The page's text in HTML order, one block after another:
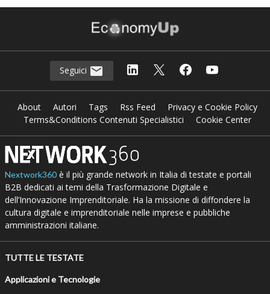
Seguici
About Autori Tags Rss Feed
Privacy e Cookie Policy
Terms&Conditions Contenuti Specialistici
Cookie Center
Nextwork360è il più grande network in Italia di testate e portali
B2B dedicati ai temi della Trasformazione Digitale e
dell’Innovazione Imprenditoriale. Ha la missione di diffondere la
cultura digitale e imprenditoriale nelle imprese e pubbliche
amministrazioni italiane.
TUTTE LE TESTATE
Applicazioni e Tecnologie